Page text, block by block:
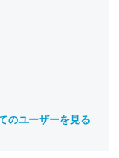
のユーザーを見る